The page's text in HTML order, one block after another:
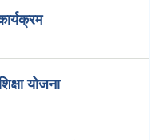
योजना